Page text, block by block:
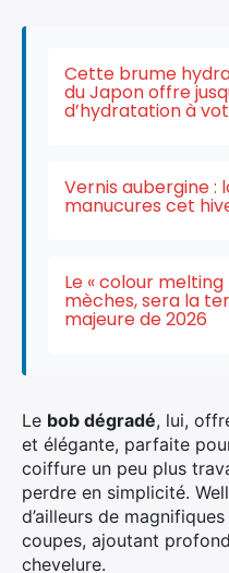
Cette brume
du Japon offre
d’hydratation à
Vernis aubergine :
manucures cet
Le « colour
mèches, sera la
majeure de 2026
Le bob dégradé, lui,
et élégante, parfaite
coiffure un peu plus
perdre en simplicité.
d’ailleurs de
coupes, ajoutant
chevelure.